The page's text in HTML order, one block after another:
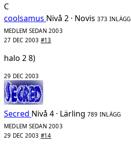
C
coolsamus Nivå 2 · Novis 373 INLÄGG
MEDLEM SEDAN 2003
27 DEC 2003 #13
halo 2 8)
29 DEC 2003
Secred Nivå 4 · Lärling 789 INLÄGG
MEDLEM SEDAN 2003
29 DEC 2003 #14